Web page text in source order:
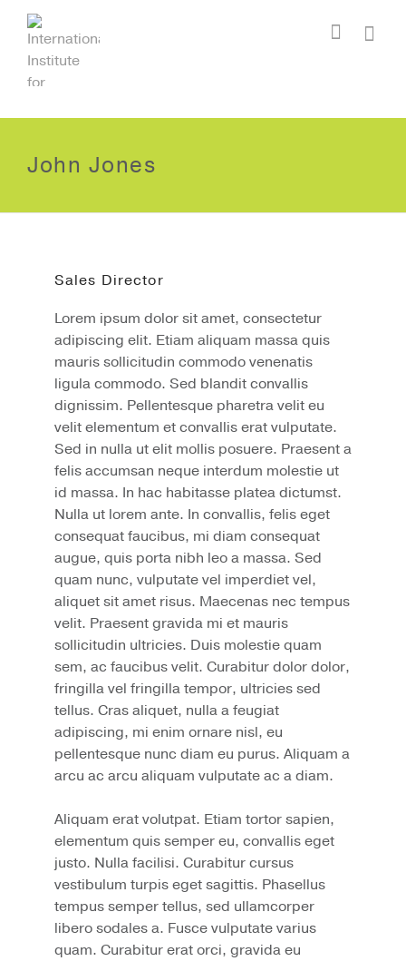
I'm looking for size
.
John Jones
Sales Director
Lorem ipsum dolor sit amet, consectetur
adipiscing elit. Etiam aliquam massa quis
mauris sollicitudin commodovenenatis
ligula commodo. Sed blandit convallis
dignissim. Pellentesque pharetra velit eu
velit elementum et convallis erat vulputate.
Sed in nulla ut elit mollis posuere. Praesent a
felis accumsan neque interdum molestie ut
id massa. In hac habitasse platea dictumst.
Nulla ut lorem ante. In convallis, felis eget
consequat faucibus, mi diam consequat
augue, quis porta nibh leo a massa. Sed
quam nunc, vulputate vel imperdiet vel,
aliquet sit amet risus. Maecenas nec tempus
velit. Praesent gravida mi et mauris
sollicitudin ultricies. Duis molestie quam
sem, ac faucibus velit. Curabitur dolor dolor,
fringilla vel fringilla tempor, ultricies sed
tellus. Cras aliquet, nulla a feugiat
adipiscing, mi enim ornare nisl, eu
pellentesque nunc diam eu purus. Aliquam a
arcu ac arcu aliquam vulputate ac a diam.
Aliquam erat volutpat. Etiam tortor sapien,
elementum quis semper eu, convallis eget
justo. Nulla facilisi. Curabitur cursus
vestibulum turpis eget sagittis. Phasellus
tempus semper tellus, sed ullamcorper
libero sodales a. Fusce vulputate varius
quam. Curabitur erat orci, gravida eu